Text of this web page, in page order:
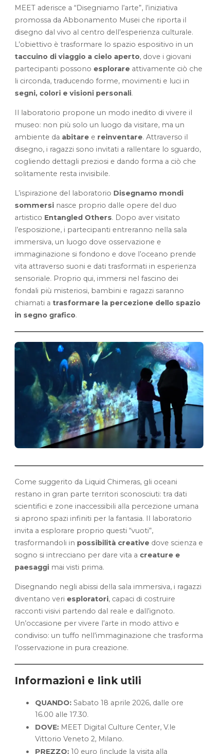
MEET aderisce a “Disegniamo l’arte”, l’iniziativa
promossa da Abbonamento Musei che riporta il
disegno dal vivo al centro dell’esperienza culturale.
L’obiettivo è trasformare lo spazio espositivo in un
taccuino di viaggio a cielo aperto, dove i giovani
partecipanti possono esplorare attivamente ciò che
li circonda, traducendo forme, movimenti e luci in
segni, colori e visioni personali.
Il laboratorio propone un modo inedito di vivere il
museo: non più solo un luogo da visitare, ma un
ambiente da abitare e reinventare. Attraverso il
disegno, i ragazzi sono invitati a rallentare lo sguardo,
cogliendo dettagli preziosi e dando forma a ciò che
solitamente resta invisibile.
L’ispirazione del laboratorio Disegnamo mondi
sommersi nasce proprio dalle opere del duo
artistico Entangled Others. Dopo aver visitato
l’esposizione, i partecipanti entreranno nella sala
immersiva, un luogo dove osservazione e
immaginazione si fondono e dove l’oceano prende
vita attraverso suoni e dati trasformati in esperienza
sensoriale. Proprio qui, immersi nel fascino dei
fondali più misteriosi, bambini e ragazzi saranno
chiamati a trasformare la percezione dello spazio
in segno grafico.
Come suggerito da Liquid Chimeras, gli oceani
restano in gran parte territori sconosciuti: tra dati
scientifici e zone inaccessibili alla percezione umana
si aprono spazi infiniti per la fantasia. Il laboratorio
invita a esplorare proprio questi “vuoti”,
trasformandoli in possibilità creative dove scienza e
sogno si intrecciano per dare vita a creature e
paesaggi mai visti prima.
Disegnando negli abissi della sala immersiva, i ragazzi
diventano veri esploratori, capaci di costruire
racconti visivi partendo dal reale e dall’ignoto.
Un’occasione per vivere l’arte in modo attivo e
condiviso: un tuffo nell’immaginazione che trasforma
l’osservazione in pura creazione.
Informazioni e link utili
QUANDO: Sabato 18 aprile 2026, dalle ore
16.00 alle 17.30.
DOVE: MEET Digital Culture Center, V.le
Vittorio Veneto 2, Milano.
PREZZO: 10 euro (include la visita alla